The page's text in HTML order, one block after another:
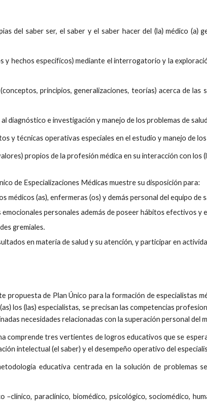
del saber ser, el saber y el saber hacer del (la) médico (a)
hechos específicos) mediante el interrogatorio y la
principios, generalizaciones, teorías) acerca de las
diagnóstico e investigación y manejo de los problemas de
y técnicas operativas especiales en el estudio y manejo de los
propios de la profesión médica en su interacción con los
de Especializaciones Médicas muestre su disposición para:
(as), enfermeras (os) y demás personal del equipo de
personales además de poseer hábitos efectivos y
gremiales.
en materia de salud y su atención, y participar en
propuesta de Plan Único para la formación de especialistas
los (las) especialistas, se precisan las competencias
necesidades relacionadas con la superación personal del
comprende tres vertientes de logros educativos que se
intelectual (el saber) y el desempeño operativo del
educativa centrada en la solución de problemas
paraclínico, biomédico, psicológico, sociomédico,